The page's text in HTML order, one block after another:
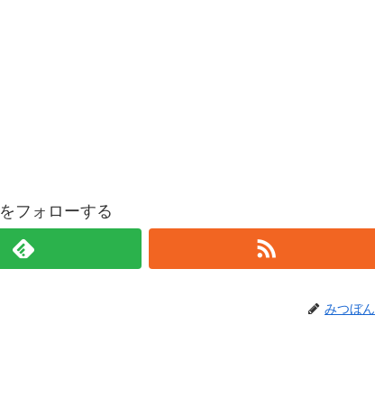
フォローする
みつぼん